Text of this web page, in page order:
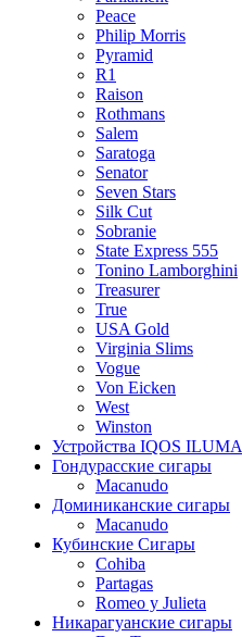
Peace
Philip Morris
Pyramid
R1
Raison
Rothmans
Salem
Saratoga
Senator
Seven Stars
Silk Cut
Sobranie
State Express 555
Tonino Lamborghini
Treasurer
True
USA Gold
Virginia Slims
Vogue
Von Eicken
West
Winston
Устройства IQOS ILUMA
Гондурасские сигары
Macanudo
Доминиканские сигары
Macanudo
Кубинские Сигары
Cohiba
Partagas
Romeo y Julieta
Никарагуанские сигары